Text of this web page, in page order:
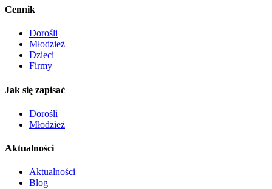
Cennik
Dorośli
Młodzież
Dzieci
Firmy
Jak się zapisać
Dorośli
Młodzież
Aktualności
Aktualności
Blog